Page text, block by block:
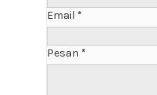
Email *
Pesan *